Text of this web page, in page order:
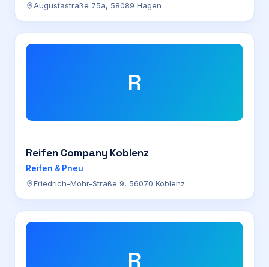
Augustastraße 75a, 58089 Hagen
R
Reifen Company Koblenz
Reifen & Pneu
Friedrich-Mohr-Straße 9, 56070 Koblenz
R